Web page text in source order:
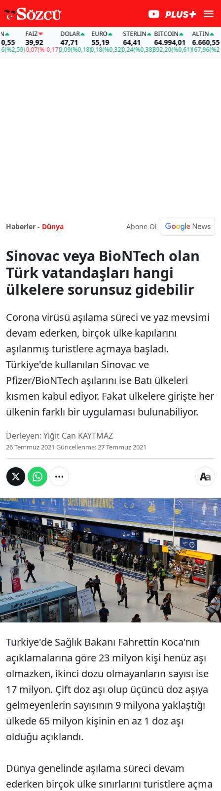
39,92
-0,07(%-0,17)
DOLAR
47,71
0,09(%0,18)
EURO
55,19
0,18(%0,32)
STERLIN
64,41
0,24(%0,38)
BITCOIN
64.994,01
392,20(%0,61)
ALTIN
6.660,55
167,96(%2,59)-
Haberler - Dünya Abone Ol
Sinovac veya BioNTech olan
Türk vatandaşları hangi
ülkelere sorunsuz gidebilir
Corona virüsü aşılama süreci ve yaz mevsimi
devam ederken, birçok ülke kapılarını
aşılanmış turistlere açmaya başladı.
Türkiye'de kullanılan Sinovac ve
Pfizer/BioNTech aşılarını ise Batı ülkeleri
kısmen kabul ediyor. Fakat ülkelere girişte her
ülkenin farklı bir uygulaması bulunabiliyor.
Derleyen: Yiğit Can KAYTMAZ
26 Temmuz 2021 Güncellenme:27 Temmuz 2021
Corona virüsü aşılama süreci ve yaz mevsimi
devam ederken, birçok ülke kapılarını aşılanmış
turistlere açmaya başladı. Türkiye'de kullanılan
Sinovac ve Pfizer/BioNTech aşılarını ise Batı
ülkeleri kısmen kabul ediyor. Fakat ülkelere
girişte her ülkenin farklı bir uygulaması
bulunabiliyor.
Türkiye'de Sağlık Bakanı Fahrettin Koca'nın
açıklamalarına göre 23 milyon kişi henüz aşı
olmazken, ikinci dozu olmayanların sayısı ise
17 milyon. Çift doz aşı olup üçüncü doz aşıya
gelmeyenlerin sayısının 9 milyona yaklaştığı
ülkede 65 milyon kişinin en az 1 doz aşı
olduğu açıklandı.
Dünya genelinde aşılama süreci devam
ederken birçok ülke sınırlarını turistlere açma